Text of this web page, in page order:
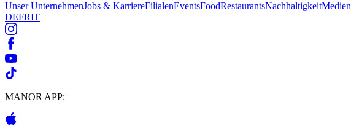
Unser UnternehmenJobs & KarriereFilialenEventsFoodRestaurantsNachhaltigkeitMedien
DEFRIT
MANOR APP: